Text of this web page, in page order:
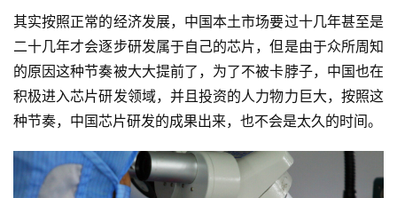
其实按照正常的经济发展，中国本土市场要过十几年甚至是
二十几年才会逐步研发属于自己的芯片，但是由于众所周知
的原因这种节奏被大大提前了，为了不被卡脖子，中国也在
积极进入芯片研发领域，并且投资的人力物力巨大，按照这
种节奏，中国芯片研发的成果出来，也不会是太久的时间。